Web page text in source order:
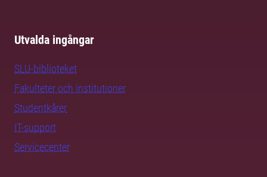
Utvalda ingångar
SLU-biblioteket
Fakulteter och institutioner
Studentkårer
IT-support
Servicecenter